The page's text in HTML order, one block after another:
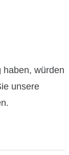
haben, würden
unsere